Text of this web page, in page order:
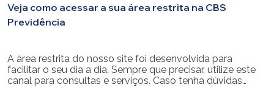
Veja como acessar a sua área restrita na CBS
Previdência
A área restrita do nosso site foi desenvolvida para
facilitar o seu dia a dia. Sempre que precisar, utilize este
canal para consultas e serviços. Caso tenha dúvidas